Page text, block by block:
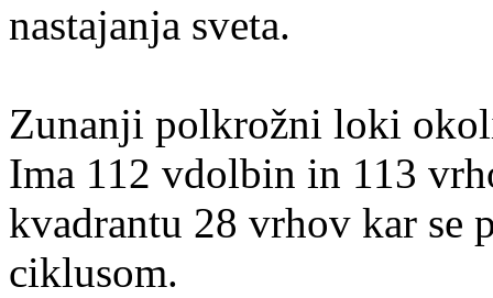
nastajanja sveta.
Zunanji polkrožni loki
Ima 112 vdolbin in 113
kvadrantu 28 vrhov kar se
ciklusom.